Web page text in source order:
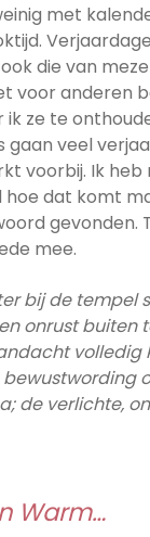
met
die van
voor anderen
ik ze te
gaan veel
voorbij. Ik heb
dat komt
gevonden.
mee.
bij de tempel
onrust buiten
volledig
de verlichte,
Warm…